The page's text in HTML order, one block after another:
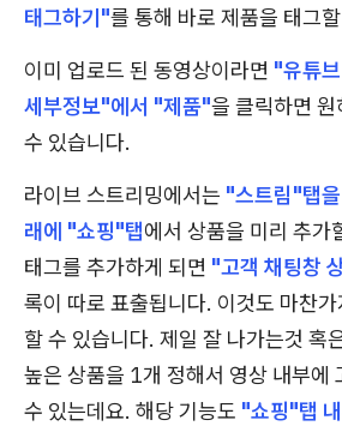
태그하기"를 통해 바로 제품을 태그
이미 업로드 된 동영상이라면 "유튜
세부정보"에서 "제품"을 클릭하면
수 있습니다.
라이브 스트리밍에서는 "스트림"탭
래에 "쇼핑"탭에서 상품을 미리 추가
태그를 추가하게 되면 "고객 채팅창
록이 따로 표출됩니다. 이것도 마찬
할 수 있습니다. 제일 잘 나가는것 혹
높은 상품을 1개 정해서 영상 내부에
수 있는데요. 해당 기능도 "쇼핑"탭